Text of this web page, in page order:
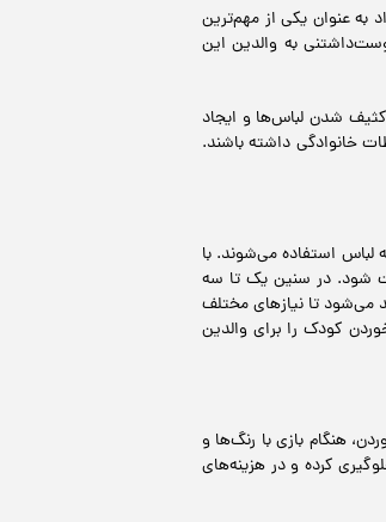
به عنوان یکی از مهم‌ترین
به والدین این
کثیف شدن لباس‌ها و ایجاد
خانوادگی داشته باشند.
لباس‌ استفاده می‌شوند. با
شود. در سنین یک تا سه
می‌شود تا نیازهای مختلف
کودک را برای والدین
هنگام بازی با رنگ‌ها و
کرده و در هزینه‌های